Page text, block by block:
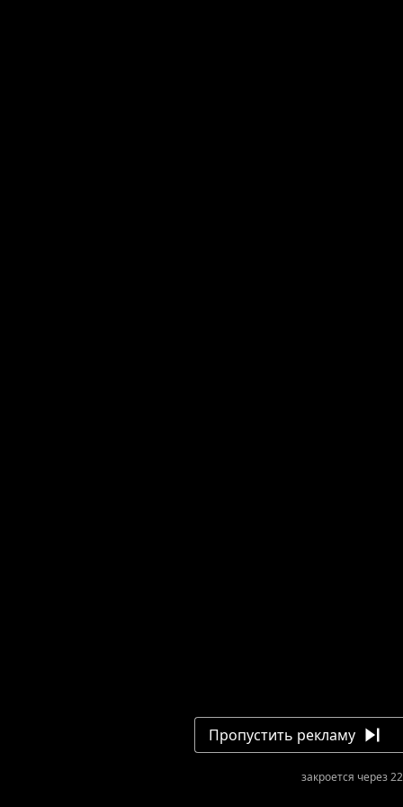
Пропустить рекламу
закроется через 22